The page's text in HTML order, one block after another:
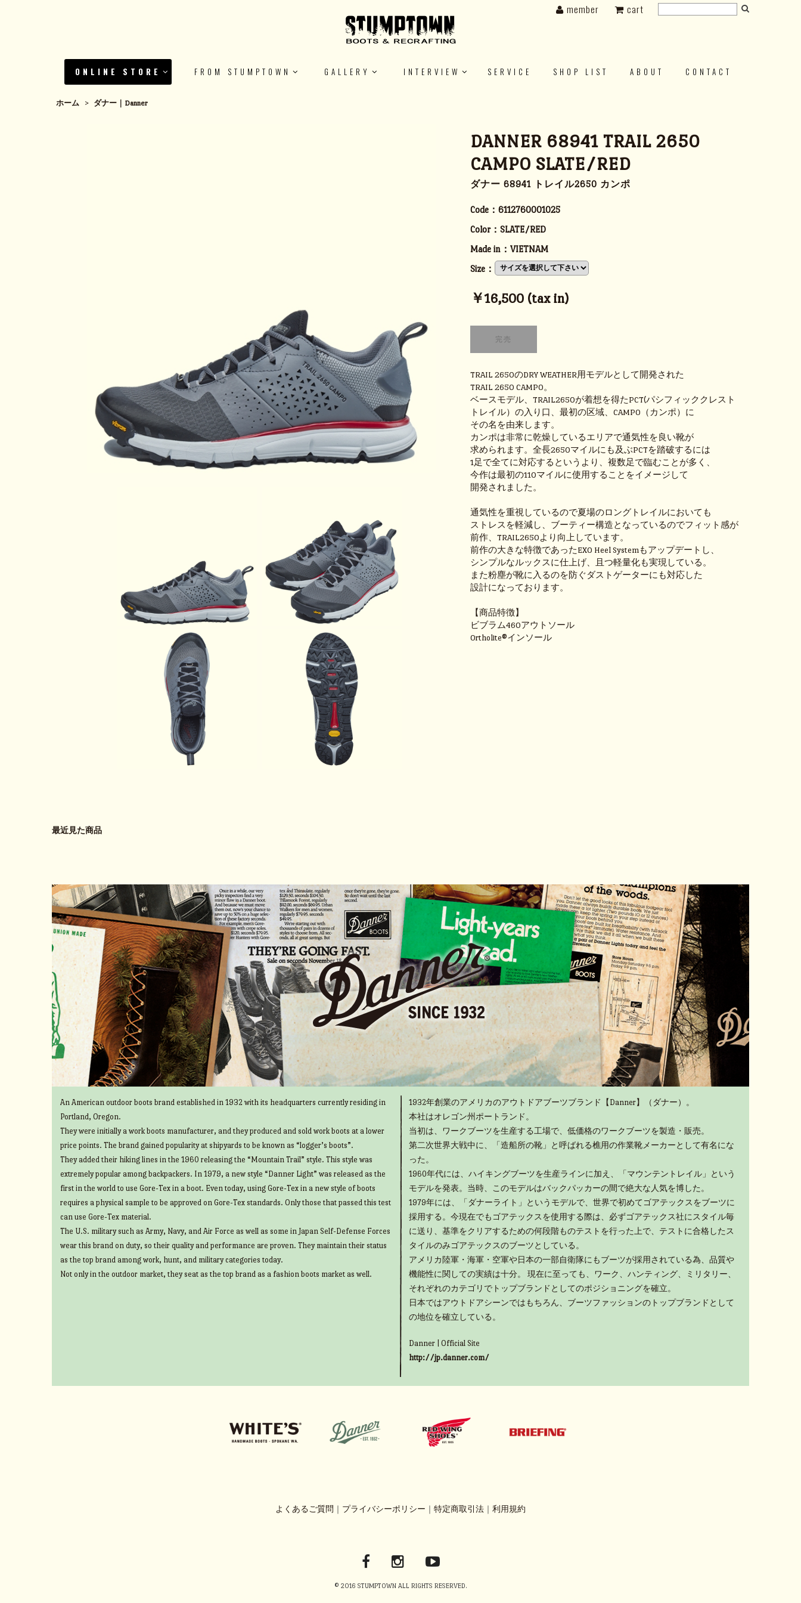
ONLINE STORE FROM STUMPTOWN GALLERY INTERVIEW SERVICE SHOP LIST ABOUT CONTACT
member cart
ホーム > ダナー｜Danner
DANNER 68941 TRAIL 2650
CAMPO SLATE/RED
ダナー 68941 トレイル2650 カンポ
Code： 6112760001025
Color： SLATE/RED
Made in： VIETNAM
Size：
￥16,500 (tax in)
TRAIL 2650のDRY WEATHER用モデルとして開発された
TRAIL 2650 CAMPO。
ベースモデル、TRAIL2650が着想を得たPCT(パシフィッククレスト
トレイル）の入り口、最初の区域、CAMPO（カンポ）に
その名を由来します。
カンポは非常に乾燥しているエリアで通気性を良い靴が
求められます。全長2650マイルにも及ぶPCTを踏破するには
1足で全てに対応するというより、複数足で臨むことが多く、
今作は最初の110マイルに使用することをイメージして
開発されました。
通気性を重視しているので夏場のロングトレイルにおいても
ストレスを軽減し、ブーティー構造となっているのでフィット感が
前作、TRAIL2650より向上しています。
前作の大きな特徴であったEXO Heel Systemもアップデートし、
シンプルなルックスに仕上げ、且つ軽量化も実現している。
また粉塵が靴に入るのを防ぐダストゲーターにも対応した
設計になっております。
【商品特徴】
ビブラム460アウトソール
Ortholite®インソール
最近見た商品
An American outdoor boots brand established in 1932 with its headquarters currently residing in
Portland, Oregon.
They were initially a work boots manufacturer, and they produced and sold work boots at a lower
price points. The brand gained popularity at shipyards to be known as “logger’s boots”.
They added their hiking lines in the 1960 releasing the “Mountain Trail” style. This style was
extremely popular among backpackers. In 1979, a new style “Danner Light” was released as the
first in the world to use Gore-Tex in a boot. Even today, using Gore-Tex in a new style of boots
requires a physical sample to be approved on Gore-Tex standards. Only those that passed this test
can use Gore-Tex material.
The U.S. military such as Army, Navy, and Air Force as well as some in Japan Self-Defense Forces
wear this brand on duty, so their quality and performance are proven. They maintain their status
as the top brand among work, hunt, and military categories today.
Not only in the outdoor market, they seat as the top brand as a fashion boots market as well.
1932年創業のアメリカのアウトドアブーツブランド【Danner】（ダナー）。
本社はオレゴン州ポートランド。
当初は、ワークブーツを生産する工場で、低価格のワークブーツを製造・販売。
第二次世界大戦中に、「造船所の靴」と呼ばれる樵用の作業靴メーカーとして有名にな
った。
1960年代には、ハイキングブーツを生産ラインに加え、「マウンテントレイル」という
モデルを発表。当時、このモデルはバックパッカーの間で絶大な人気を博した。
1979年には、「ダナーライト」というモデルで、世界で初めてゴアテックスをブーツに
採用する。今現在でもゴアテックスを使用する際は、必ずゴアテックス社にスタイル毎
に送り、基準をクリアするための何段階ものテストを行った上で、テストに合格したス
タイルのみゴアテックスのブーツとしている。
アメリカ陸軍・海軍・空軍や日本の一部自衛隊にもブーツが採用されている為、品質や
機能性に関しての実績は十分。 現在に至っても、ワーク、ハンティング、ミリタリー、
それぞれのカテゴリでトップブランドとしてのポジショニングを確立。
日本ではアウトドアシーンではもちろん、ブーツファッションのトップブランドとして
の地位を確立している。
Danner | Official Site
http://jp.danner.com/
よくあるご質問 プライバシーポリシー 特定商取引法 利用規約
© 2016 STUMPTOWN ALL RIGHTS RESERVED.